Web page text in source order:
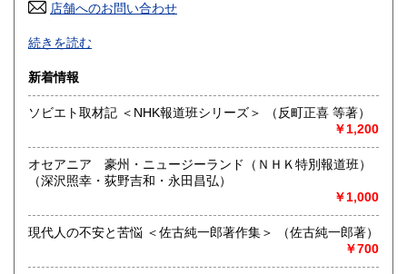
高知県 200円
佐賀県
熊本県 200円 大分県 200円
200円
沖縄県 200円
店舗へのお問い合わせ
★御注文はメール・ＦＡＸ・葉書でお願いします。（電話問
合せ・注文はお受けできません）
★【消費税】はすべて内税です。
２代目で古本屋歴５０年以上。先代から数えると８０年以上
になりました。店舗は福岡の中心地ですのでぜひお立ち寄り
ください。
沿線名：-
最寄駅：地下鉄天神駅徒歩5分大名紺屋町通り
営業時間：11時〜19時
書籍の買取について
-
続きを読む
新着情報
ソビエト取材記 ＜NHK報道班シリーズ＞ （反町正喜 等著）
￥1,200
オセアニア 豪州・ニュージーランド（ＮＨＫ特別報道班）
（深沢照幸・荻野吉和・永田昌弘）
￥1,000
現代人の不安と苦悩 ＜佐古純一郎著作集＞ （佐古純一郎著）
￥700